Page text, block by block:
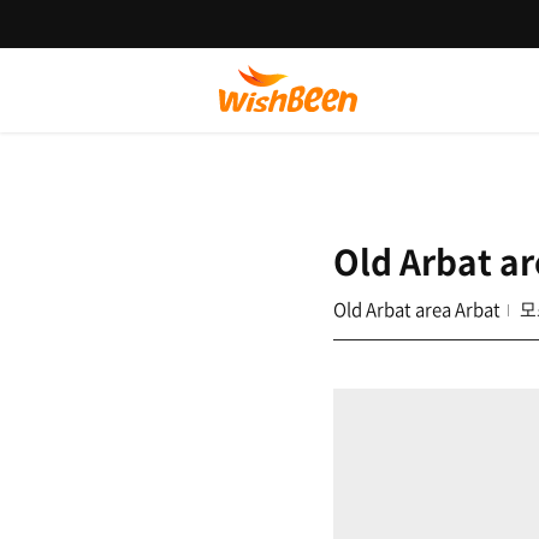
Old Arbat
Old Arbat area Arbat